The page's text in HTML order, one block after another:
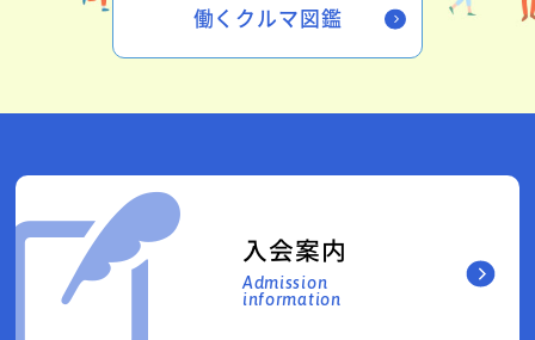
働くクルマ図鑑
入会案内
Admission
information